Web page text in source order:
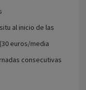
al inicio de las
euros/media
consecutivas